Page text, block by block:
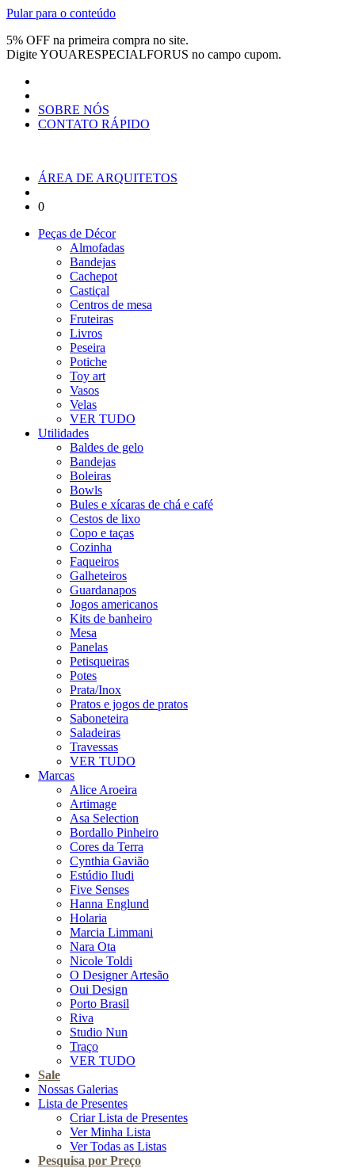
Pular para o conteúdo
5% OFF na primeira compra no site.
DigiteYOUARESPECIALFORUS no campo cupom.
SOBRE NÓS
CONTATO RÁPIDO
ÁREA DE ARQUITETOS
0
Peças de Décor
Almofadas
Bandejas
Cachepot
Castiçal
Centros de mesa
Fruteiras
Livros
Peseira
Potiche
Toy art
Vasos
Velas
VER TUDO
Utilidades
Baldes de gelo
Bandejas
Boleiras
Bowls
Bules e xícaras de chá e café
Cestos de lixo
Copo e taças
Cozinha
Faqueiros
Galheteiros
Guardanapos
Jogos americanos
Kits de banheiro
Mesa
Panelas
Petisqueiras
Potes
Prata/Inox
Pratos e jogos de pratos
Saboneteira
Saladeiras
Travessas
VER TUDO
Marcas
Alice Aroeira
Artimage
Asa Selection
Bordallo Pinheiro
Cores da Terra
Cynthia Gavião
Estúdio Iludi
Five Senses
Hanna Englund
Holaria
Marcia Limmani
Nara Ota
Nicole Toldi
O Designer Artesão
Oui Design
Porto Brasil
Riva
Studio Nun
Traço
VER TUDO
Sale
Nossas Galerias
Lista de Presentes
Criar Lista de Presentes
Ver Minha Lista
Ver Todas as Listas
Pesquisa por Preço